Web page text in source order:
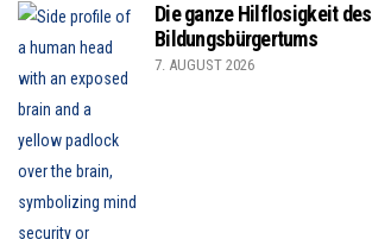
Die ganze Hilflosigkeit des
Bildungsbürgertums
7. AUGUST 2026